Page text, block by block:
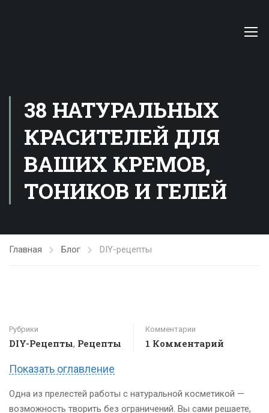
38 НАТУРАЛЬНЫХ
КРАСИТЕЛЕЙ ДЛЯ
ВАШИХ КРЕМОВ,
ТОНИКОВ И ГЕЛЕЙ
Главная Блог DIY-рецепты
Рубрики
DIY-Рецепты, Рецепты
Комментарии
1 Комментарий
Показать оглавление
Одна из прелестей работы с натуральной косметикой —
возможность творить без ограничений. Вы сами решаете,